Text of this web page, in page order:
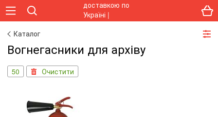
Каталог
Вогнегасники для архіву
50 Очистити